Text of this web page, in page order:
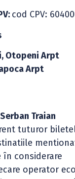
cod CPV:
Otopeni Arpt
Arpt
Traian
tuturor
considerare
operator